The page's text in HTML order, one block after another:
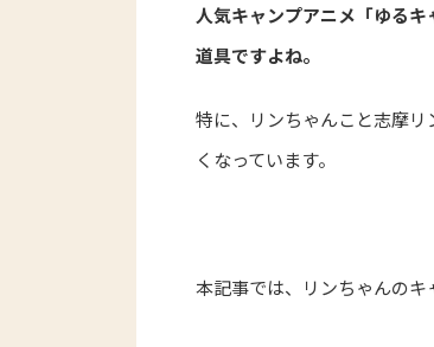
人気キャンプアニメ「ゆる
道具ですよね。
特に、リンちゃんこと志摩
くなっています。
本記事では、リンちゃんの